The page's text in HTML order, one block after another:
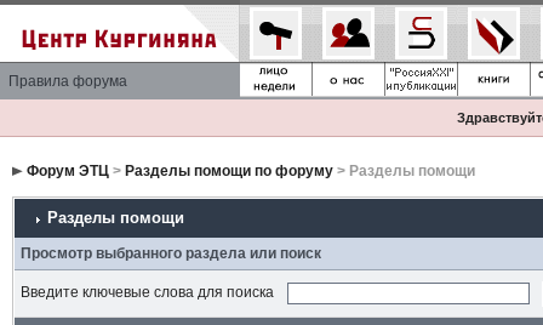
Правила форума
Форум ЭТЦ> Разделы помощи по форуму> Разделы помощи
Разделы помощи
Просмотр выбранного раздела или поиск
Введите ключевые слова для поиска